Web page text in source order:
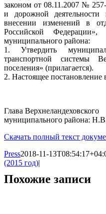
законом от 08.11.2007 №
и дорожной
внесении изменений в
Российской Федерации»,
муниципального района:
1. Утвердить
транспортной системы
поселения» (прилагается).
2. Настоящее постановление
Глава Верхнеландеховского
муниципального района:
Скачать полный текст
Press2018-11-
(2015 год)|
Похожие записи